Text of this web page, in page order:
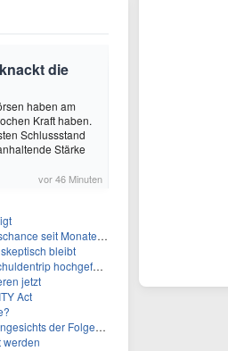
die
haben am
Kraft haben.
Schlussstand
Stärke
vor 46 Minuten
seit Monaten ist
bleibt
hochgefährlich wird
jetzt
Act
des Öl-Schocks
werden